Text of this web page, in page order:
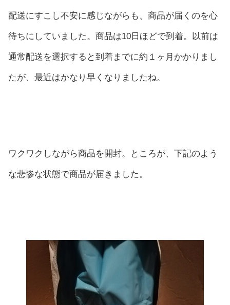
配送にすこし不安に感じながらも、商品が届くのを心
待ちにしていました。商品は10日ほどで到着。以前は
通常配送を選択すると到着までに約１ヶ月かかりまし
たが、最近はかなり早くなりましたね。
ワクワクしながら商品を開封。ところが、下記のよう
な悲惨な状態で商品が届きました。